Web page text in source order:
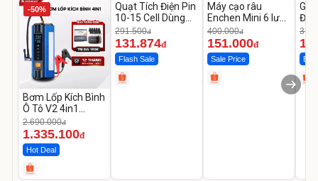
-50%
Bơm Lốp Kích Bình
Ô Tô V2 4in1
MEDICAR –
12.000mAh
2.690.000đ
1.335.100đ
Hot Deal
-54%
Quạt Tích Điện Pin
10-15 Cell Dùng
Liên Tục 4-8H
291.500đ
131.874đ
Flash Sale
-62%
Máy cạo râu
Enchen Mini 6 lưỡi
dao kép mỏng
400.000đ
151.000đ
Sale Price
Đùi